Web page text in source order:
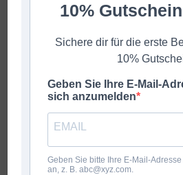
PERFECT
Start DIGITALE GRIFFSCHRIFT
10%
Sichere dir für die erste
10%
Geben Sie Ihre E-Mail-
sich anzumelden
Geben Sie bitte Ihre E-Mail-
an, z. B. abc@xyz.com.